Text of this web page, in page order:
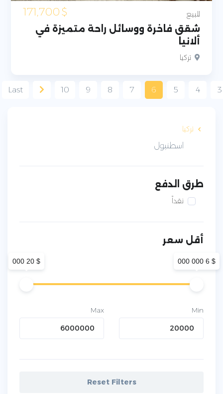
تركيا
اسطنبول
طرق الدفع
نقداً
أقل سعر
$ 20 000 $ 6 000 000
Min
Max
Reset Filters
للبيع $
شقق فاخرة ووسائل راحة متميزة في
ألانيا
تركيا
3
4
5
6
7
8
9
10
Last